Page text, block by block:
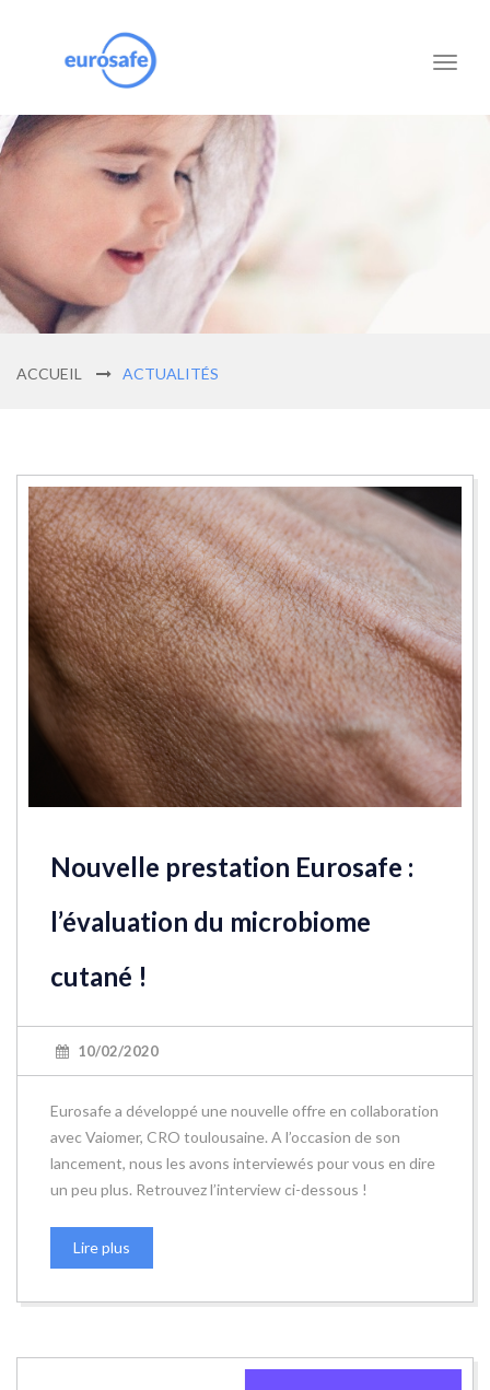
ACCUEIL ACTUALITÉS
Nouvelle prestation Eurosafe :
l’évaluation du microbiome
cutané !
10/02/2020
Eurosafe a développé une nouvelle offre en collaboration
avec Vaiomer, CRO toulousaine. A l’occasion de son
lancement, nous les avons interviewés pour vous en dire
un peu plus. Retrouvez l’interview ci-dessous !
Lire plus